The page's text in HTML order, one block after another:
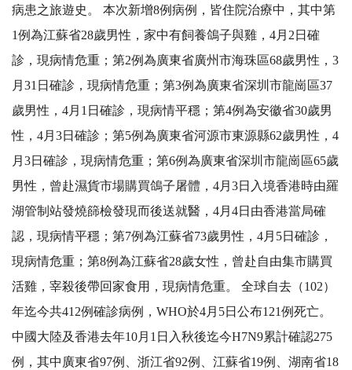
病患之旅遊史。 本次新增8例病例，皆住院治療中，其中第
1例為江蘇省28歲男性，家中有飼養鴿子與雞，4月2日確
診，現病情危重；第2例為廣東省廣州市海珠區68歲男性，3
月31日確診，現病情危重；第3例為廣東省深圳市龍崗區37
歲男性，4月1日確診，現病情平穩；第4例為安徽省30歲男
性，4月3日確診；第5例為廣東省河源市東源縣62歲男性，4
月3日確診，現病情危重；第6例為廣東省深圳市龍崗區65歲
男性，曾赴濕貨市場購買鴿子屠體，4月3日入境香港時由羅
湖管制站發燒篩檢發現而後送就醫，4月4日由香港當局確
認，現病情平穩；第7例為江蘇省73歲男性，4月5日確診，
現病情危重；第8例為江蘇省28歲女性，曾赴自由集市購買
活雞，宰殺後帶回家食用，現病情危重。 全球自去（102）
年迄今共412例確診病例，WHO於4月5日公布121例死亡。
中國大陸及香港去年10月1日入秋後迄今H7N9累計確認275
例，其中廣東省97例、浙江省92例、江蘇省19例、湖南省18